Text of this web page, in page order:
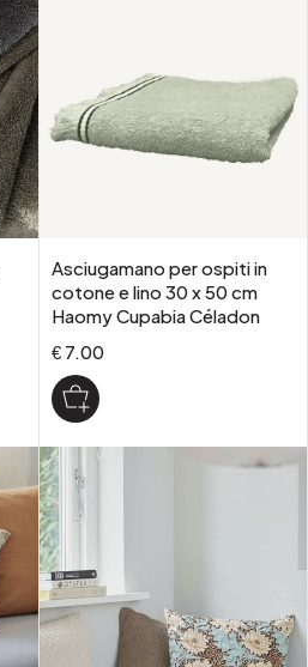
Asciugamano per ospiti in
cotone e lino 30 x 50 cm
Haomy Cupabia Céladon
€ 7.00